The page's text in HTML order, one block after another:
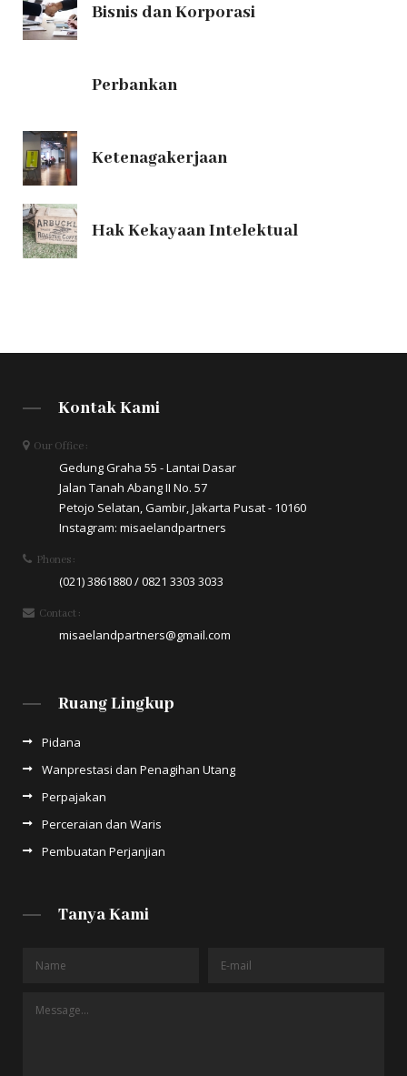
Bisnis dan Korporasi
Perbankan
Ketenagakerjaan
Hak Kekayaan Intelektual
Kontak Kami
Our Office :
Gedung Graha 55 - Lantai Dasar
Jalan Tanah Abang II No. 57
Petojo Selatan, Gambir, Jakarta Pusat - 10160
Instagram: misaelandpartners
Phones :
(021) 3861880 / 0821 3303 3033
Contact :
misaelandpartners@gmail.com
Ruang Lingkup
Pidana
Wanprestasi dan Penagihan Utang
Perpajakan
Perceraian dan Waris
Pembuatan Perjanjian
Tanya Kami